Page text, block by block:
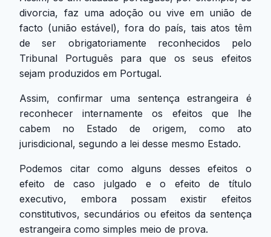
divorcia, faz uma adoção ou vive em união de
facto (união estável), fora do país, tais atos têm
de ser obrigatoriamente reconhecidos pelo
Tribunal Português para que os seus efeitos
sejam produzidos em Portugal.
Assim, confirmar uma sentença estrangeira é
reconhecer internamente os efeitos que lhe
cabem no Estado de origem, como ato
jurisdicional, segundo a lei desse mesmo Estado.
Podemos citar como alguns desses efeitos o
efeito de caso julgado e o efeito de título
executivo, embora possam existir efeitos
constitutivos, secundários ou efeitos da sentença
estrangeira como simples meio de prova.